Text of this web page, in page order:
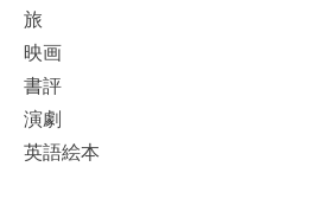
旅
映画
書評
演劇
英語絵本